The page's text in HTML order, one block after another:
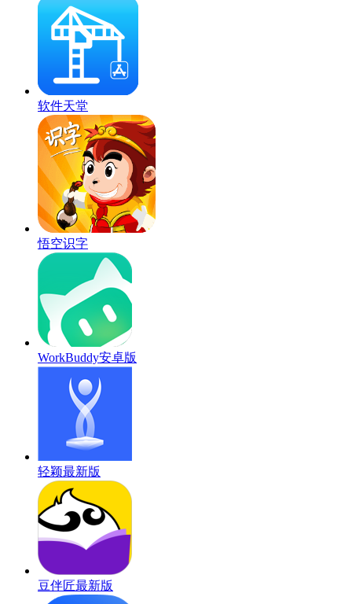
软件天堂
悟空识字
WorkBuddy安卓版
轻颖最新版
豆伴匠最新版